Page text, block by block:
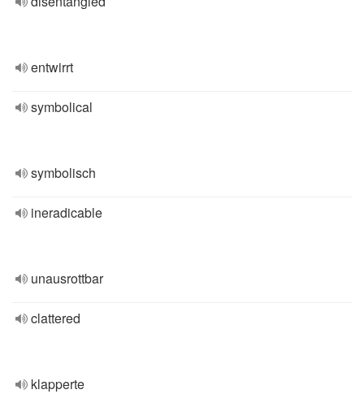
entwirrt
symbolical
symbolisch
ineradicable
unausrottbar
clattered
klapperte